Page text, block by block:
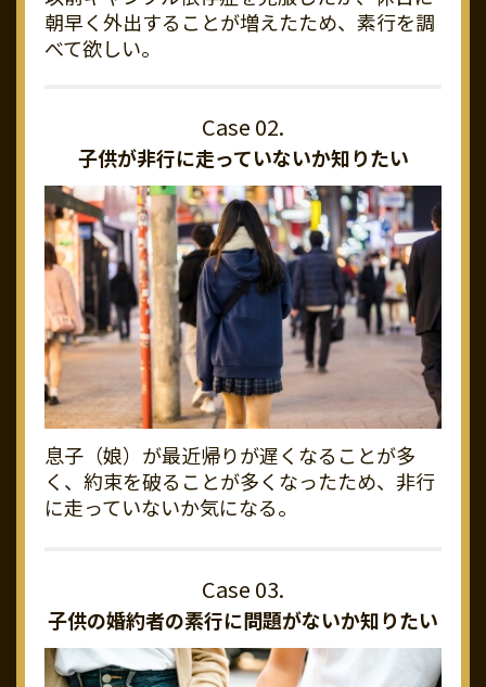
朝早く外出することが増えたため、素行を調
べて欲しい。
子供が非行に走っていないか知りたい
息子（娘）が最近帰りが遅くなることが多
く、約束を破ることが多くなったため、非行
に走っていないか気になる。
子供の婚約者の素行に問題がないか知りたい